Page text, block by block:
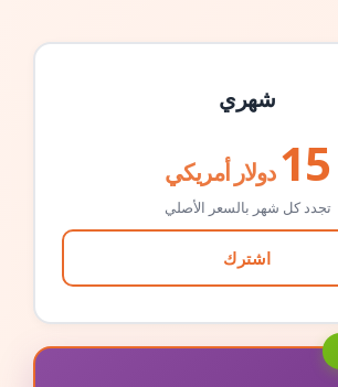
شهري
15 دولار أمريكي
تجدد كل شهر بالسعر الأصلي
اشترك